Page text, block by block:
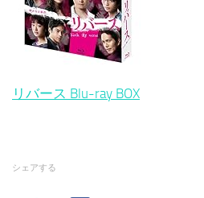
リバース Blu-ray BOX
シェアする